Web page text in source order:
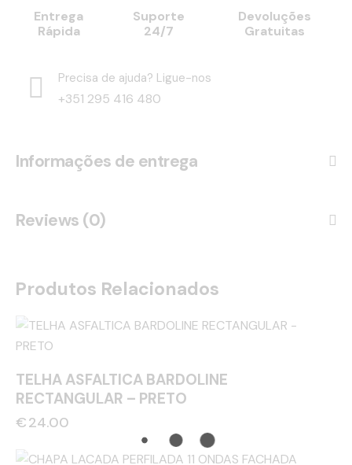
Entrega
Rápida
Suporte
24/7
Devoluções
Gratuitas
Precisa de ajuda? Ligue-nos
+351 295 416 480
Informações de entrega
Reviews (0)
Produtos Relacionados
TELHA ASFALTICA BARDOLINE
RECTANGULAR – PRETO
€24.00